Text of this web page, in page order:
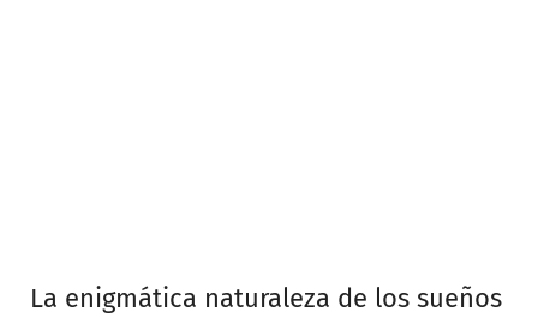
La enigmática naturaleza de los sueños